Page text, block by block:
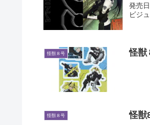
発売
ビジ
怪獣８号 怪獣
怪獣８号 怪獣